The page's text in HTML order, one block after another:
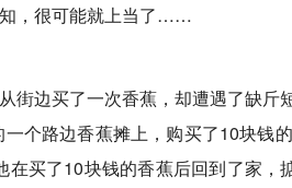
，很可能就上当了……
边买了一次香蕉，却遭遇了缺斤短
个路边香蕉摊上，购买了10块钱
买了10块钱的香蕉后回到了家